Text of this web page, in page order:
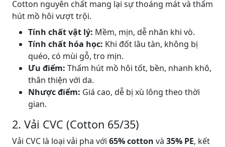
Cotton nguyên chất mang lại sự thoáng mát và thấm
hút mồ hôi vượt trội.
Tính chất vật lý: Mềm, mịn, dễ nhăn khi vò.
Tính chất hóa học: Khi đốt lâu tàn, không bị
quéo, có mùi gỗ, tro mịn.
Ưu điểm: Thấm hút mồ hôi tốt, bền, nhanh khô,
thân thiện với da.
Nhược điểm: Giá cao, dễ bị xù lông theo thời
gian.
2. Vải CVC (Cotton 65/35)
Vải CVC là loại vải pha với 65% cotton và 35% PE, kết